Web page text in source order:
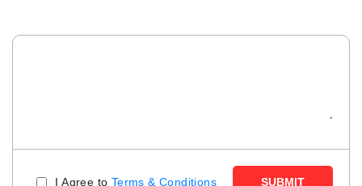
I Agree to Terms & Conditions SUBMIT